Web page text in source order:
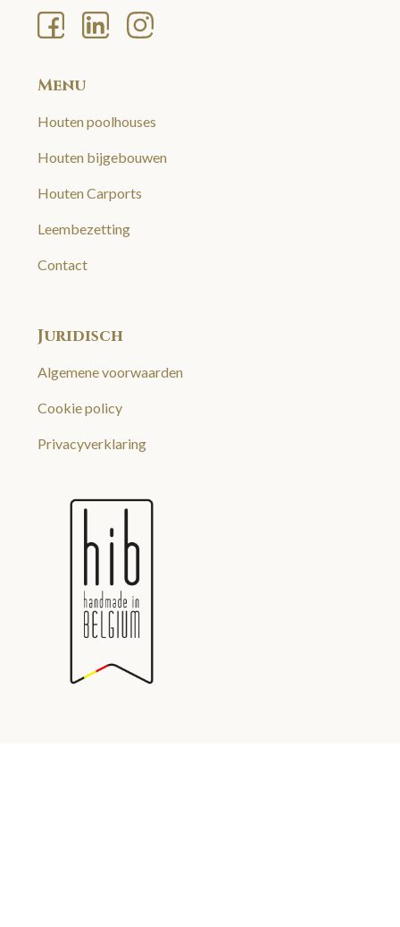
Menu
Houten poolhouses
Houten bijgebouwen
Houten Carports
Leembezetting
Contact
Juridisch
Algemene voorwaarden
Cookie policy
Privacyverklaring